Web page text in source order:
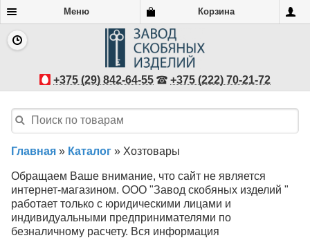
Меню Корзина
+375 (29) 842-64-55 +375 (222) 70-21-72
Главная » Каталог » Хозтовары
Обращаем Ваше внимание, что сайт не является
интернет-магазином. ООО "Завод скобяных изделий "
работает только с юридическими лицами и
индивидуальными предпринимателями по
безналичному расчету. Вся информация